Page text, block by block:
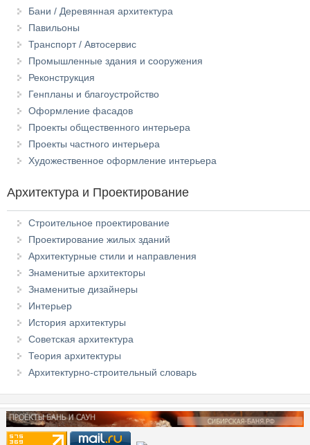
Бани / Деревянная архитектура
Павильоны
Транспорт / Автосервис
Промышленные здания и сооружения
Реконструкция
Генпланы и благоустройство
Оформление фасадов
Проекты общественного интерьера
Проекты частного интерьера
Художественное оформление интерьера
Архитектура и Проектирование
Строительное проектирование
Проектирование жилых зданий
Архитектурные стили и направления
Знаменитые архитекторы
Знаменитые дизайнеры
Интерьер
История архитектуры
Советская архитектура
Теория архитектуры
Архитектурно-строительный словарь